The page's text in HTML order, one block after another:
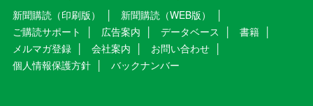
新聞購読（印刷版）
新聞購読（WEB版）
ご購読サポート
広告案内 データベース
書籍
メルマガ登録
会社案内
お問い合わせ
個人情報保護方針
バックナンバー